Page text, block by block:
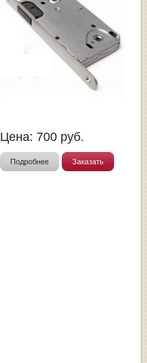
Цена: 700 руб.
Подробнее Заказать